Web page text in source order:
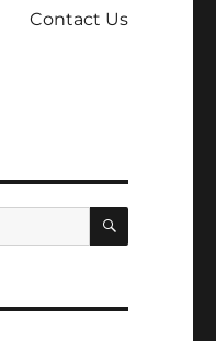
Contact Us
SEARCH